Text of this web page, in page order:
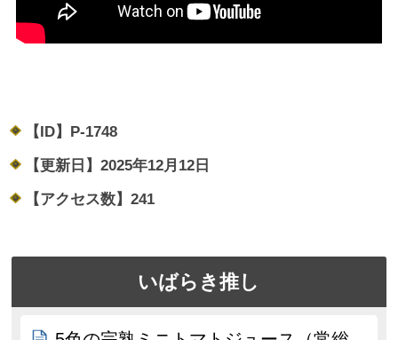
【ID】 P-1748
【更新日】 2025年12月12日
【アクセス数】 241
いばらき推し